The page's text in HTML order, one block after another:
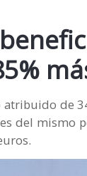
atribuido de
del mismo